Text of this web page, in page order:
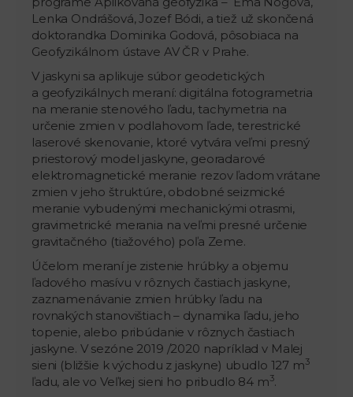
Lenka Ondrášová, Jozef Bódi, a tiež už skončená
doktorandka Dominika Godová, pôsobiaca na
Geofyzikálnom ústave AV ČR v Prahe.
V jaskyni sa aplikuje súbor geodetických
a geofyzikálnych meraní: digitálna fotogrametria
na meranie stenového ľadu, tachymetria na
určenie zmien v podlahovom ľade, terestrické
laserové skenovanie, ktoré vytvára veľmi presný
priestorový model jaskyne, georadarové
elektromagnetické meranie rezov ľadom vrátane
zmien v jeho štruktúre, obdobné seizmické
meranie vybudenými mechanickými otrasmi,
gravimetrické merania na veľmi presné určenie
gravitačného (tiažového) poľa Zeme.
Účelom meraní je zistenie hrúbky a objemu
ľadového masívu v rôznych častiach jaskyne,
zaznamenávanie zmien hrúbky ľadu na
rovnakých stanovištiach – dynamika ľadu, jeho
topenie, alebo pribúdanie v rôznych častiach
jaskyne. V sezóne 2019 /2020 napríklad v Malej
sieni (bližšie k východu z jaskyne) ubudlo 127 m3
ľadu, ale vo Veľkej sieni ho pribudlo 84 m3.